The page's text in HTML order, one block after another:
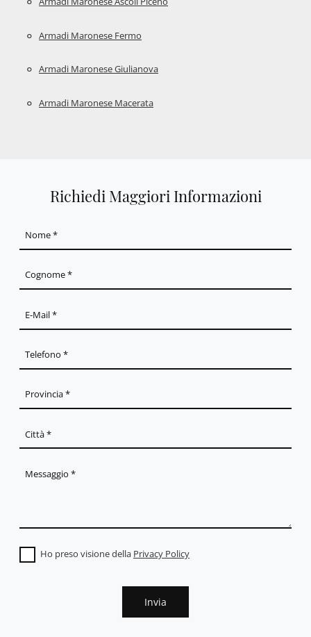
Armadi Maronese Fermo
Armadi Maronese Giulianova
Armadi Maronese Macerata
Richiedi Maggiori Informazioni
Ho preso visione della Privacy Policy
Invia